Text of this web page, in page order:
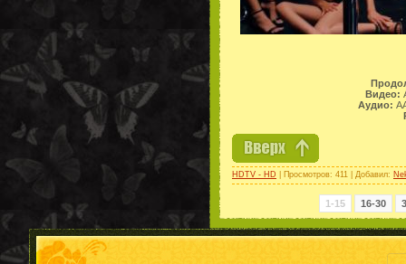
Видео:
Аудио:
HDTV - HD | Просмотров: 411 | Добавил:
1-15 16-30